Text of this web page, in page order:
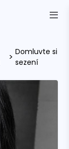
> Domluvte si
sezení